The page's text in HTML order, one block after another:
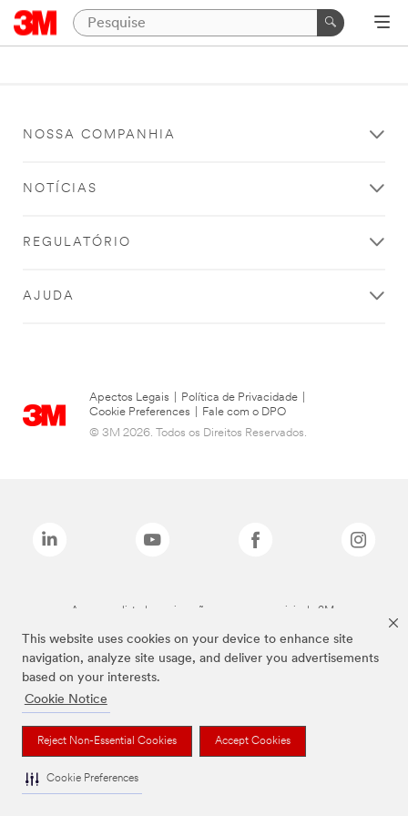
This website uses cookies on your device to enhance site
navigation, analyze site usage, and deliver you advertisements
based on your interests.
Cookie Notice
Reject Non-Essential Cookies Accept Cookies
Cookie Preferences
NOSSA COMPANHIA
NOTÍCIAS
REGULATÓRIO
AJUDA
Apectos Legais Política de Privacidade
Cookie Preferences
Fale com o DPO
© 3M 2026. Todos os Direitos Reservados.
As marcas listadas a cima são marcas comerciais da 3M.